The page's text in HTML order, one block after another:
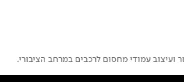
עמודי מחסום לרכבים במרחב הציבורי.